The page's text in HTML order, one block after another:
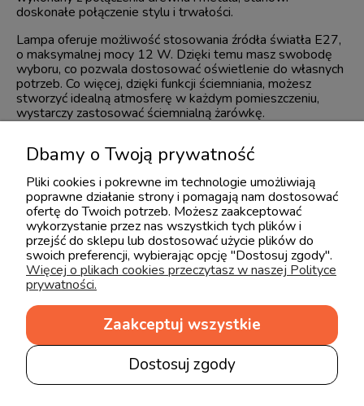
doskonałe połączenie stylu i trwałości.
Lampa oferuje możliwość stosowania źródła światła E27,
o maksymalnej mocy 12 W. Dzięki temu masz swobodę
wyboru, co pozwala dostosować oświetlenie do własnych
potrzeb. Co więcej, dzięki funkcji ściemniania, możesz
stworzyć idealną atmosferę w każdym pomieszczeniu,
wystarczy zastosować ściemnialną żarówkę.
kolorze czarnym, lampa emanuje naturalnym ciepłem, które
wprowadza do wnętrza przytulny klimat. Z eleganckim
designem i wyjątkowymi materiałami, świetnie sprawdzi
się zarówno w salonie, sypialni, jak i w biurze, dodając
charakteru i stylu.
Opinie o produkcie (0)
Dbamy o Twoją prywatność
Pliki cookies i pokrewne im technologie umożliwiają
poprawne działanie strony i pomagają nam dostosować
ofertę do Twoich potrzeb. Możesz zaakceptować
wykorzystanie przez nas wszystkich tych plików i
przejść do sklepu lub dostosować użycie plików do
swoich preferencji, wybierając opcję "Dostosuj zgody".
Więcej o plikach cookies przeczytasz w naszej Polityce
prywatności.
Dostosuj zgody
Zaakceptuj wszystkie